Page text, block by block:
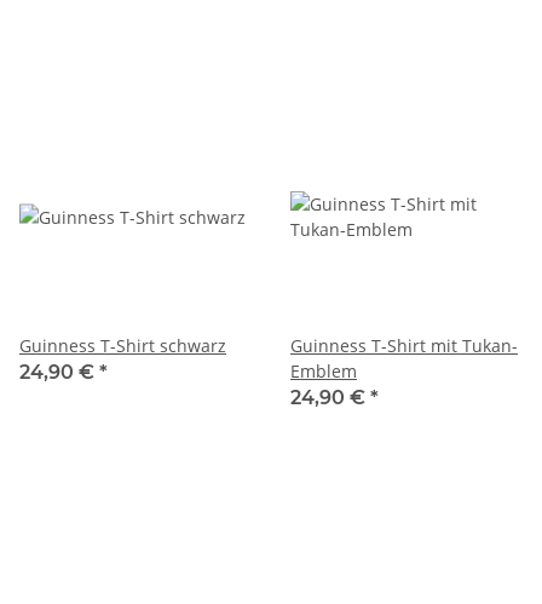
Guinness T-Shirt schwarz
24,90 € *
Guinness T-Shirt mit Tukan-
Emblem
24,90 € *